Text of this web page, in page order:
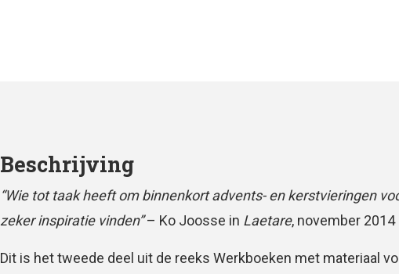
Beschrijving
“Wie tot taak heeft om binnenkort advents- en kerstvieringen
zeker inspiratie vinden”– Ko Joosse in Laetare, november 2014
Dit is het tweede deel uit de reeks Werkboeken met materiaal